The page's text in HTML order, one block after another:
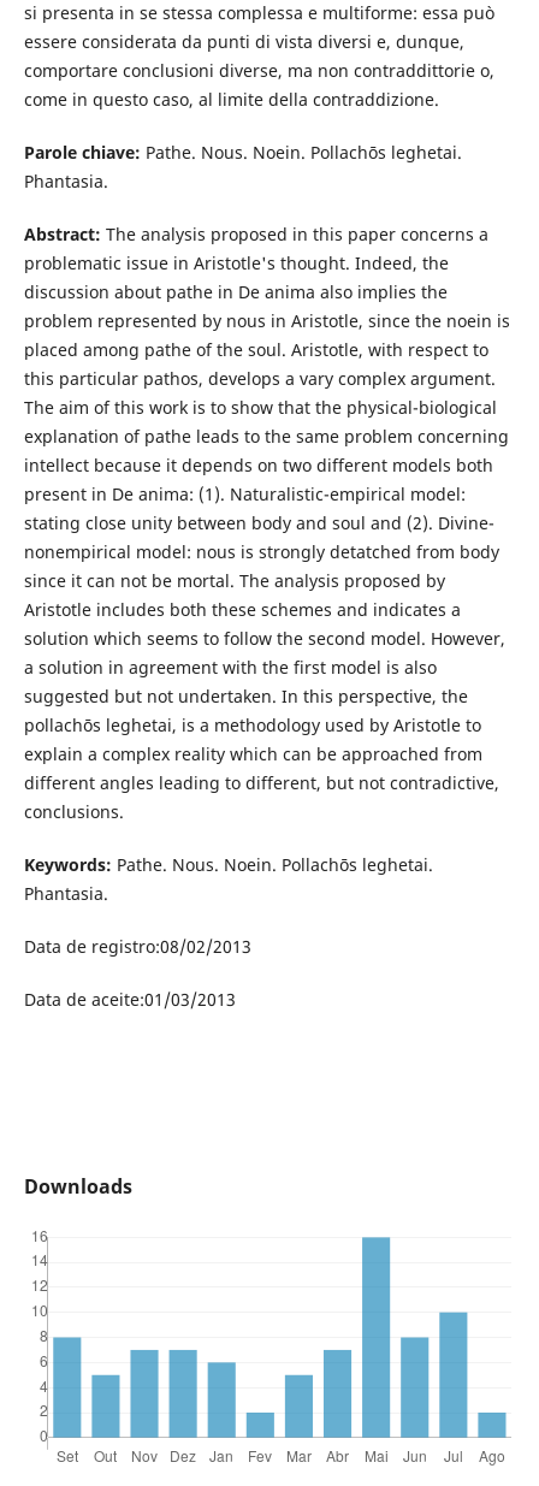
si presenta in se stessa complessa e multiforme: essa può
essere considerata da punti di vista diversi e, dunque,
comportare conclusioni diverse, ma non contraddittorie o,
come in questo caso, al limite della contraddizione.
Parole chiave: Pathe. Nous. Noein. Pollachōs leghetai.
Phantasia.
Abstract: The analysis proposed in this paper concerns a
problematic issue in Aristotle's thought. Indeed, the
discussion about pathe in De anima also implies the
problem represented by nous in Aristotle, since the noein is
placed among pathe of the soul. Aristotle, with respect to
this particular pathos, develops a vary complex argument.
The aim of this work is to show that the physical-biological
explanation of pathe leads to the same problem concerning
intellect because it depends on two different models both
present in De anima: (1). Naturalistic-empirical model:
stating close unity between body and soul and (2). Divine-
nonempirical model: nous is strongly detatched from body
since it can not be mortal. The analysis proposed by
Aristotle includes both these schemes and indicates a
solution which seems to follow the second model. However,
a solution in agreement with the first model is also
suggested but not undertaken. In this perspective, the
pollachōs leghetai, is a methodology used by Aristotle to
explain a complex reality which can be approached from
different angles leading to different, but not contradictive,
conclusions.
Keywords: Pathe. Nous. Noein. Pollachōs leghetai.
Phantasia.
Data de registro:08/02/2013
Data de aceite:01/03/2013
Downloads